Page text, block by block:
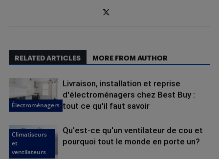
RELATED ARTICLES MORE FROM AUTHOR
Électroménagers
Livraison, installation et reprise
d'électroménagers chez Best Buy :
tout ce qu'il faut savoir
Climatiseurs
et
ventilateurs
Qu'est-ce qu'un ventilateur de cou et
pourquoi tout le monde en porte un?